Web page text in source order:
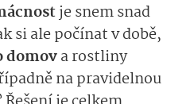
je snem snad
si ale počínat v době,
domova rostliny
na pravidelnou